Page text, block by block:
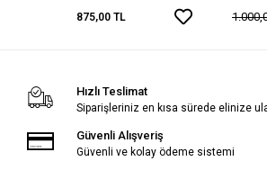
875,00 TL
Hızlı Teslimat
Siparişleriniz en kısa sürede elinize
Güvenli Alışveriş
Güvenli ve kolay ödeme sistemi